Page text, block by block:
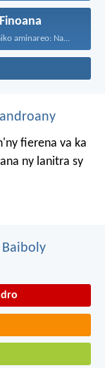
Finoana
aminareo: Na...
fierena va ka
ny lanitra sy